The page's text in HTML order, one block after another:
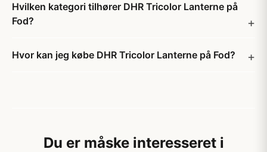
Hvilken kategori tilhører DHR Tricolor Lanterne på
Fod?
Hvor kan jeg købe DHR Tricolor Lanterne på Fod?
Du er måske interesseret i